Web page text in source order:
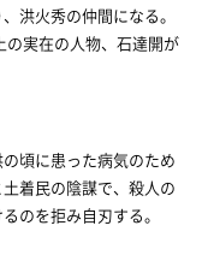
洪火秀の仲間になる。
実在の人物、石達開が
頃に患った病気のため
着民の陰謀で、殺人の
のを拒み自刃する。